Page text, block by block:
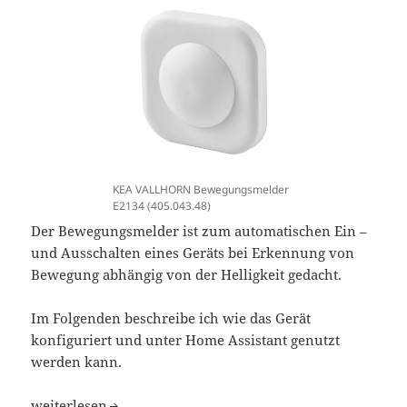
KEA VALLHORN Bewegungsmelder
E2134 (405.043.48)
Der Bewegungsmelder ist zum automatischen Ein –
und Ausschalten eines Geräts bei Erkennung von
Bewegung abhängig von der Helligkeit gedacht.
Im Folgenden beschreibe ich wie das Gerät
konfiguriert und unter Home Assistant genutzt
werden kann.